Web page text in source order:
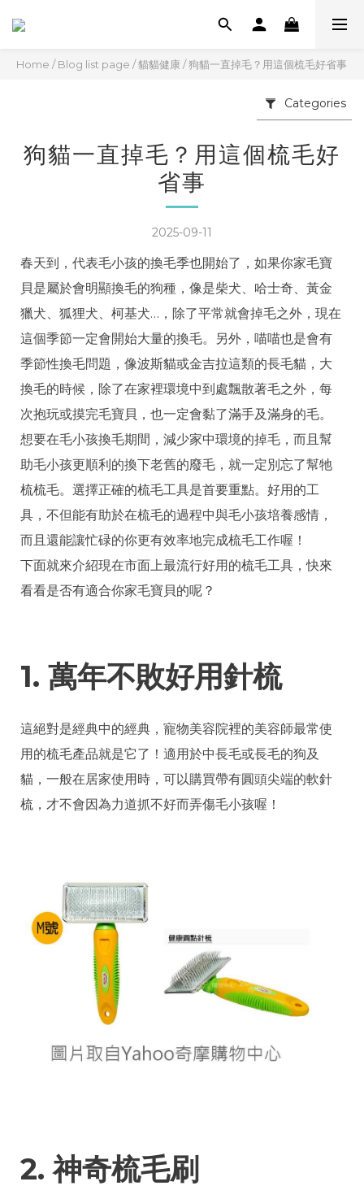
Home /Blog list page /貓貓健康 /狗貓一直掉毛？用這個梳毛好省事
Categories
狗貓一直掉毛？用這個梳毛好
省事
2025-09-11
春天到，代表毛小孩的換毛季也開始了，如果你家毛寶
貝是屬於會明顯換毛的狗種，像是柴犬、哈士奇、黃金
獵犬、狐狸犬、柯基犬…，除了平常就會掉毛之外，現在
這個季節一定會開始大量的換毛。另外，喵喵也是會有
季節性換毛問題，像波斯貓或金吉拉這類的長毛貓，大
換毛的時候，除了在家裡環境中到處飄散著毛之外，每
次抱玩或摸完毛寶貝，也一定會黏了滿手及滿身的毛。
想要在毛小孩換毛期間，減少家中環境的掉毛，而且幫
助毛小孩更順利的換下老舊的廢毛，就一定別忘了幫牠
梳梳毛。選擇正確的梳毛工具是首要重點。好用的工
具，不但能有助於在梳毛的過程中與毛小孩培養感情，
而且還能讓忙碌的你更有效率地完成梳毛工作喔！
下面就來介紹現在市面上最流行好用的梳毛工具，快來
看看是否有適合你家毛寶貝的呢？
1. 萬年不敗好用針梳
這絕對是經典中的經典，寵物美容院裡的美容師最常使
用的梳毛產品就是它了！適用於中長毛或長毛的狗及
貓，一般在居家使用時，可以購買帶有圓頭尖端的軟針
梳，才不會因為力道抓不好而弄傷毛小孩喔！
2. 神奇梳毛刷